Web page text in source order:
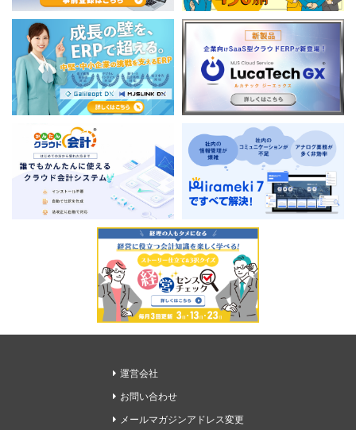
運営会社
お問い合わせ
メールマガジンアドレス変更